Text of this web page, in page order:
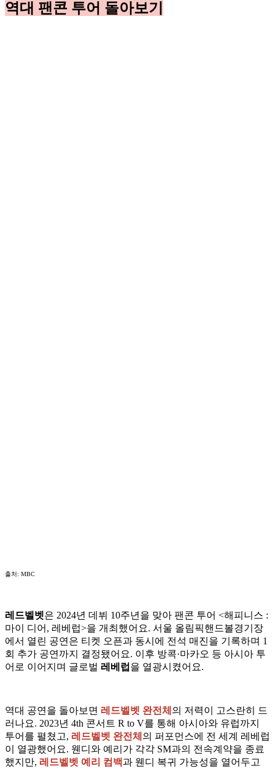
역대 팬콘 투어 돌아보기
출처: MBC
레드벨벳은 2024년 데뷔 10주년을 맞아 팬콘 투어 <해피니스 :
마이 디어, 레베럽>을 개최했어요. 서울 올림픽핸드볼경기장
에서 열린 공연은 티켓 오픈과 동시에 전석 매진을 기록하며 1
회 추가 공연까지 결정됐어요. 이후 방콕·마카오 등 아시아 투
어로 이어지며 글로벌 레베럽 을 열광시켰어요.
역대 공연을 돌아보면 레드벨벳 완전체 의 저력이 고스란히 드
러나요. 2023년 4th 콘서트 R to V를 통해 아시아와 유럽까지
투어를 펼쳤고, 레드벨벳 완전체 의 퍼포먼스에 전 세계 레베럽
이 열광했어요. 웬디와 예리가 각각 SM과의 전속계약을 종료
했지만, 레드벨벳 예리 컴백과 웬디 복귀 가능성을 열어두고